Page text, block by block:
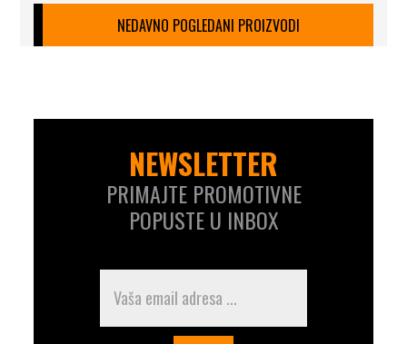
NEDAVNO POGLEDANI PROIZVODI
NEWSLETTER
PRIMAJTE PROMOTIVNE
POPUSTE U INBOX